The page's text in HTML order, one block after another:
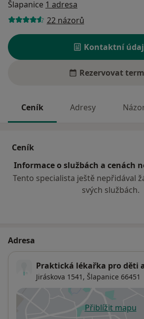
Šlapanice 1 adresa
22 názorů
Kontaktní
Rezervovat
Ceník Adresy
Ceník
Informace o službách a cenách
Tento specialista ještě nepřidával
svých službách.
Adresa
Praktická lékařka pro děti
Jiráskova 1541, Šlapanice 66451
Přiblížit mapu
se